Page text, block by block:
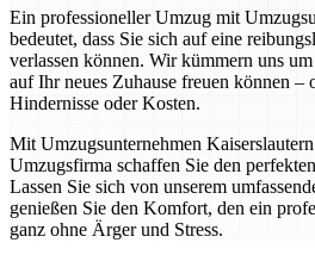
Ein professioneller Umzug mit
bedeutet, dass Sie sich auf eine
verlassen können. Wir kümmern uns
auf Ihr neues Zuhause freuen können –
Hindernisse oder Kosten.
Mit Umzugsunternehmen
Umzugsfirma schaffen Sie den
Lassen Sie sich von unserem
genießen Sie den Komfort, den ein
ganz ohne Ärger und Stress.